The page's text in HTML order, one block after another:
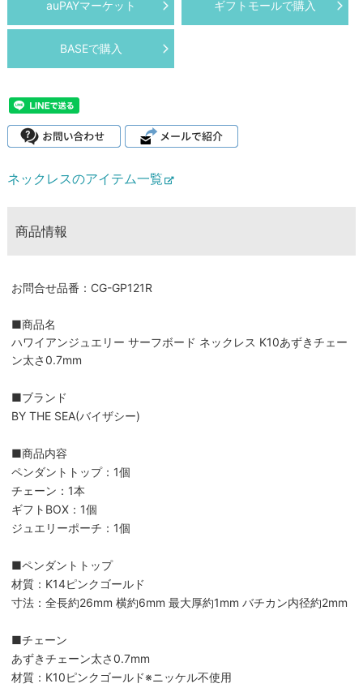
auPAYマーケット ギフトモールで購入
BASEで購入
ネックレスのアイテム一覧
商品情報
お問合せ品番：CG-GP121R
■商品名
ハワイアンジュエリー サーフボード ネックレス K10あずきチェー
ン太さ0.7mm
■ブランド
BY THE SEA(バイザシー)
■商品内容
ペンダントトップ：1個
チェーン：1本
ギフトBOX：1個
ジュエリーポーチ：1個
■ペンダントトップ
材質：K14ピンクゴールド
寸法：全長約26mm 横約6mm 最大厚約1mm バチカン内径約2mm
■チェーン
あずきチェーン太さ0.7mm
材質：K10ピンクゴールド※ニッケル不使用